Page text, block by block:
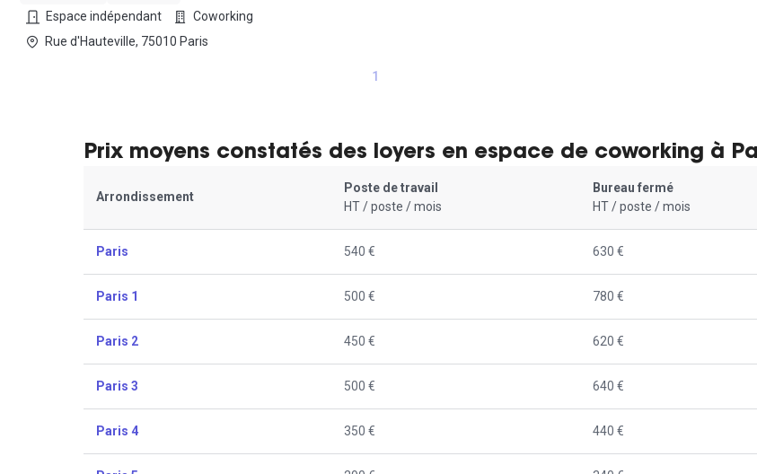
Espace indépendant
Coworking
Rue d'Hauteville, 75010 Paris
1
Prix moyens constatés des loyers en espace de coworking à
Arrondissement
Poste de travail
HT / poste / mois
Bureau fermé
HT / poste / mois
Paris 540 € 630 €
Paris 1 500 € 780 €
Paris 2 450 € 620 €
Paris 3 500 € 640 €
Paris 4 350 € 440 €